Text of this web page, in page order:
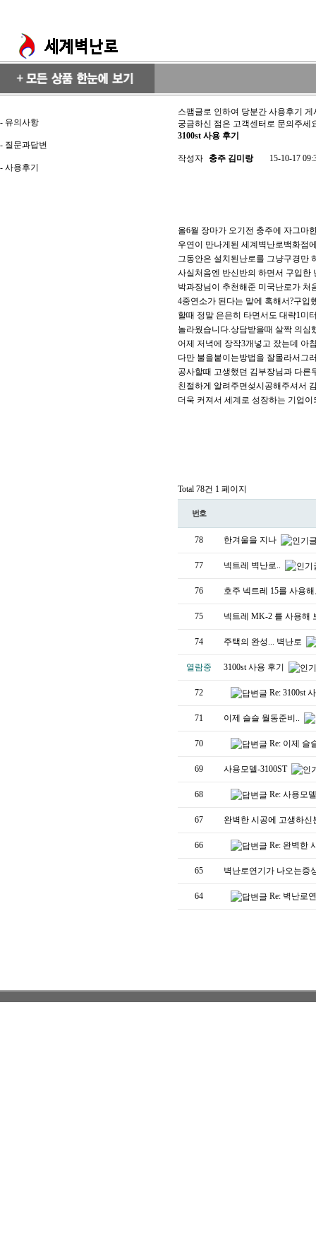
- 유의사항
- 질문과답변
- 사용후기
스팸글로 인하여 당분간 사용후기
궁금하신 점은 고객센터로 문의주세
3100st 사용 후기
작성자 충주 김미랑 15-10-17
올6월 장마가 오기전 충주에 자그마
우연이 만나게된 세계벽난로백화점
그동안은 설치된난로를 그냥구경만
사실처음엔 반신반의 하면서 구입한
박과장님이 추천해준 미국난로가 처
4중연소가 된다는 말에 혹해서?구
할때 정말 은은히 타면서도 대략1미
놀라웠습니다.상담받을때 살짝 의심
어제 저녁에 장작3개넣고 잤는데 아
다만 불을붙이는방법을 잘몰라서그
공사할때 고생했던 김부장님과 다른
친절하게 알려주면섲시공해주셔서
더욱 커져서 세계로 성장하는 기업
Total 78건 1 페이지
번호
78 한겨울을 지나
77 넥트레 벽난로..
76 호주 넥트레 15를 사용
75 넥트레 MK-2 를 사용해
74 주택의 완성... 벽난로
열람중 3100st 사용 후기
72 Re: 3100st
71 이제 슬슬 월동준비..
70 Re: 이제 슬
69 사용모델-3100ST
68 Re: 사용모
67 완벽한 시공에 고생하
66 Re: 완벽한
65 벽난로연기가 나오는증
64 Re: 벽난로